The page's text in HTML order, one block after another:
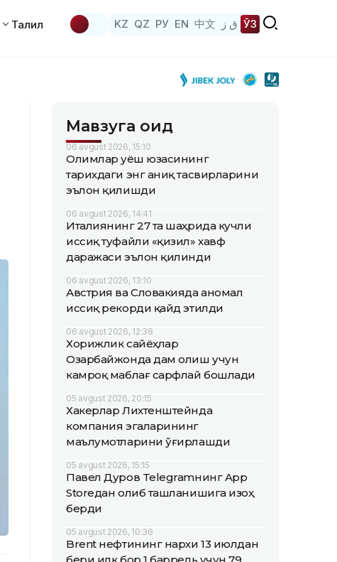
Таҳлил KZ QZ РУ EN 中文 ق ز ЎЗ
Мавзуга оид
06 avgust 2026, 15:10
Олимлар Қуёш юзасининг
тарихдаги энг аниқ тасвирларини
эълон қилишди
06 avgust 2026, 14:41
Италиянинг 27 та шаҳрида кучли
иссиқ туфайли «қизил» хавф
даражаси эълон қилинди
06 avgust 2026, 13:10
Австрия ва Словакияда аномал
иссиқ рекорди қайд этилди
06 avgust 2026, 12:38
Хорижлик сайёҳлар
Озарбайжонда дам олиш учун
камроқ маблағ сарфлай бошлади
05 avgust 2026, 20:15
Хакерлар Лихтенштейнда
компания эгаларининг
маълумотларини ўғирлашди
05 avgust 2026, 15:15
Павел Дуров Telegramнинг App
Storeдан олиб ташланишига изоҳ
берди
05 avgust 2026, 10:36
Brent нефтининг нархи 13 июлдан